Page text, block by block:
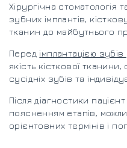
Хірургічна
зубних імплантів,
тканин до майбутнього
Передімплантацією зубів
якість кісткової
сусідніх зубів та
Після діагностики
поясненням етапів,
орієнтовних термінів і